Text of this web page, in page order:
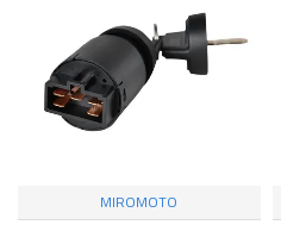
MIROMOTO